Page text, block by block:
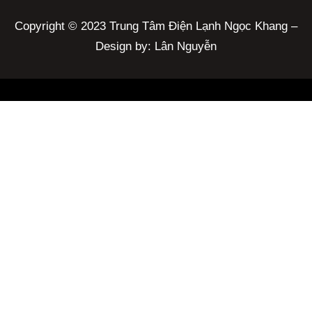
Copyright © 2023 Trung Tâm Điện Lạnh Ngọc Khang –
Design by: Lân Nguyễn